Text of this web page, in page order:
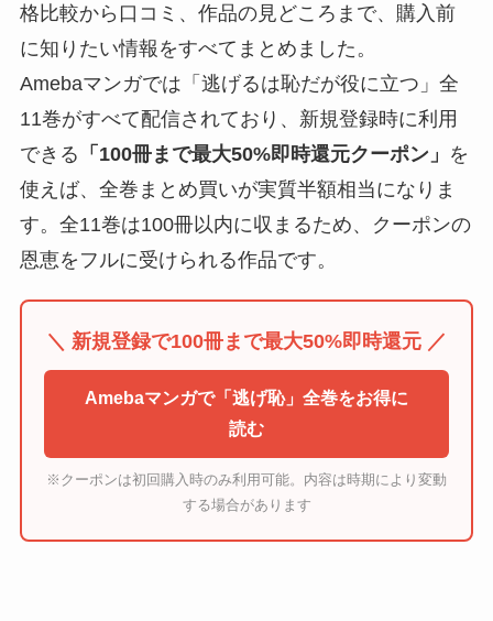
格比較から口コミ、作品の見どころまで、購入前
に知りたい情報をすべてまとめました。
Amebaマンガでは「逃げるは恥だが役に立つ」全
11巻がすべて配信されており、新規登録時に利用
できる 「100冊まで最大50%即時還元クーポン」 を
使えば、全巻まとめ買いが実質半額相当になりま
す。全11巻は100冊以内に収まるため、クーポンの
恩恵をフルに受けられる作品です。
＼ 新規登録で100冊まで最大50%即時還元 ／
Amebaマンガで「逃げ恥」全巻をお得に
読む
※クーポンは初回購入時のみ利用可能。内容は時期により変動
する場合があります